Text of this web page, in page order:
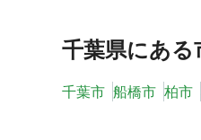
千葉県にある
千葉市 船橋市 柏市